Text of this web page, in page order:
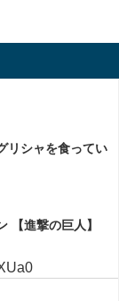
リシャを食ってい
【進撃の巨人】